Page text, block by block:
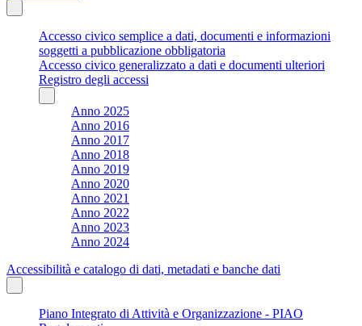
Accesso civico semplice a dati, documenti e informazioni
soggetti a pubblicazione obbligatoria
Accesso civico generalizzato a dati e documenti ulteriori
Registro degli accessi
Anno 2025
Anno 2016
Anno 2017
Anno 2018
Anno 2019
Anno 2020
Anno 2021
Anno 2022
Anno 2023
Anno 2024
Accessibilità e catalogo di dati, metadati e banche dati
Piano Integrato di Attività e Organizzazione - PIAO